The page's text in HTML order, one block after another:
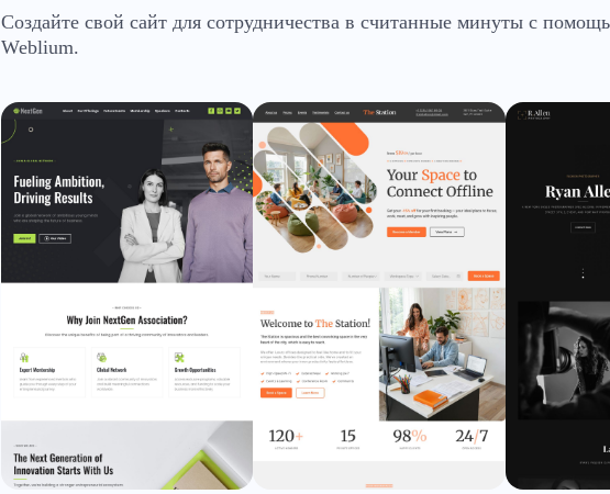
Создайте свой сайт для сотрудничества в считанные минуты с
Weblium.